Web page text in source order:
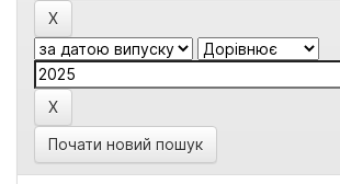
Почати новий пошук